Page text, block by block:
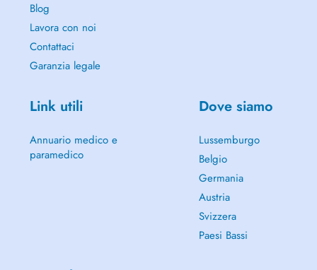
Blog
Lavora con noi
Contattaci
Garanzia legale
Link utili
Annuario medico e
paramedico
Dove siamo
Lussemburgo
Belgio
Germania
Austria
Svizzera
Paesi Bassi